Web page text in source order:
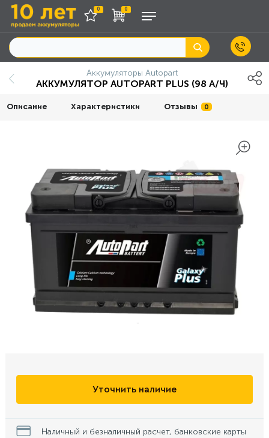
0 0
Аккумуляторы Autopart
АККУМУЛЯТОР AUTOPART PLUS (98 А/Ч)
Описание Характеристики Отзывы 0
Уточнить наличие
Наличный и безналичный расчет, банковские карты